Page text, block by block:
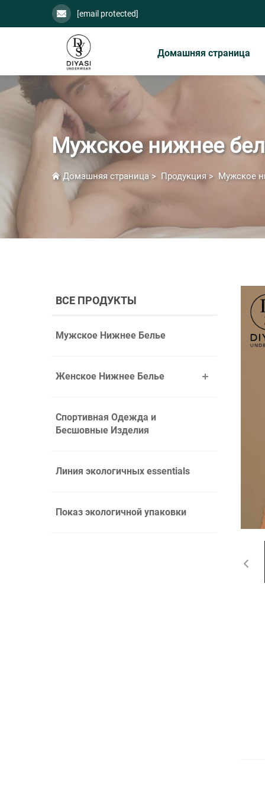
[email protected]
Домашняя страница
Мужское нижнее
Домашняя страница> Продукция> Мужское
ВСЕ ПРОДУКТЫ
Мужское Нижнее Белье
Женское Нижнее Белье
Спортивная Одежда и
Бесшовные Изделия
Линия экологичных essentials
Показ экологичной упаковки